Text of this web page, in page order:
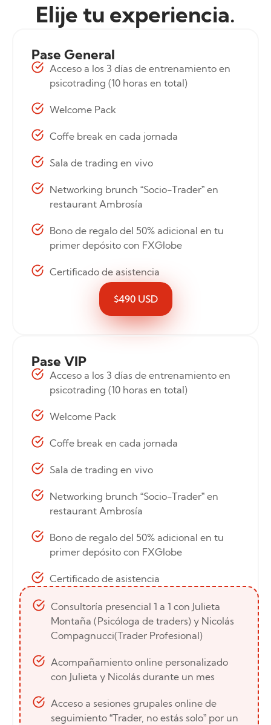
Elije tu experiencia.
Pase General
Acceso a los 3 días de entrenamiento en
psicotrading (10 horas en total)
Welcome Pack
Coffe break en cada jornada
Sala de trading en vivo
Networking brunch “Socio-Trader” en
restaurant Ambrosía
Bono de regalo del 50% adicional en tu
primer depósito con FXGlobe
Certificado de asistencia
$490 USD
Pase VIP
Acceso a los 3 días de entrenamiento en
psicotrading (10 horas en total)
Welcome Pack
Coffe break en cada jornada
Sala de trading en vivo
Networking brunch “Socio-Trader” en
restaurant Ambrosía
Bono de regalo del 50% adicional en tu
primer depósito con FXGlobe
Certificado de asistencia
Consultoría presencial 1 a 1 con Julieta
Montaña (Psicóloga de traders) y Nicolás
Compagnucci(Trader Profesional)
Acompañamiento online personalizado
con Julieta y Nicolás durante un mes
Acceso a sesiones grupales online de
seguimiento “Trader, no estás solo” por un